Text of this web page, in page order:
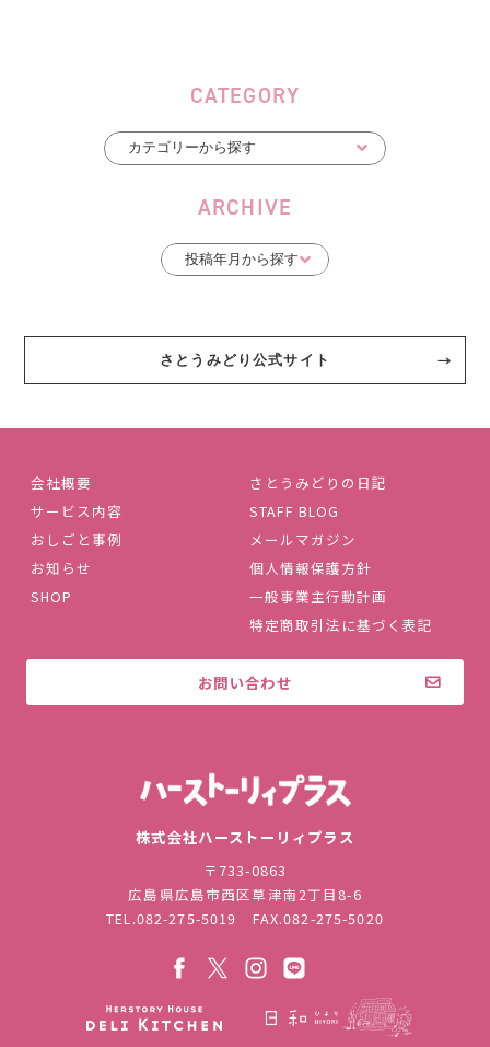
CATEGORY
ARCHIVE
さとうみどり公式サイト
会社概要
サービス内容
おしごと事例
お知らせ
SHOP
さとうみどりの日記
STAFF BLOG
メールマガジン
個人情報保護方針
一般事業主行動計画
特定商取引法に基づく表記
お問い合わせ
株式会社ハーストーリィプラス
〒733-0863
広島県広島市西区草津南2丁目8-6
TEL.082-275-5019 FAX.082-275-5020